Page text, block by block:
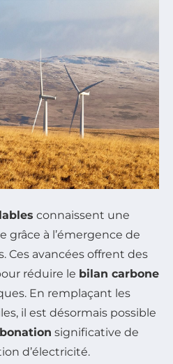
connaissent une
grâce à l’émergence de
Ces avancées offrent des
réduire le bilan carbone
En remplaçant les
il est désormais possible
significative de
d’électricité.